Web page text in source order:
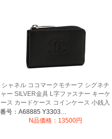
シャネル ココマークモチーフ シグネチ
ャー SILVER金具 L字ファスナー キーケ
ース カードケース コインケース 小銭入
れ (ブラック) A68885 Y33037 94305
番号：A68885 Y33037 94305
N品価格：13500円